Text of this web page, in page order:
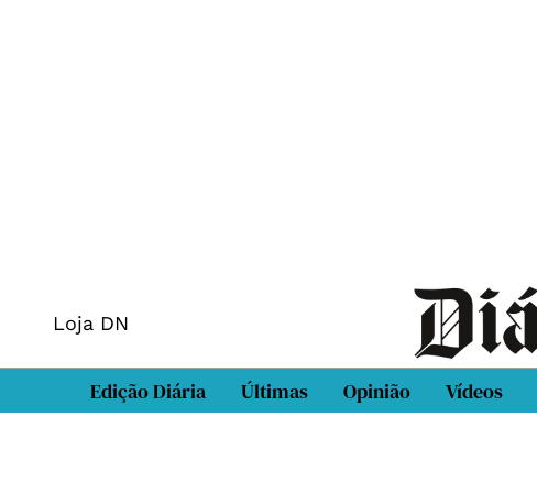
Loja DN
Edição Diária Últimas Opinião Vídeos